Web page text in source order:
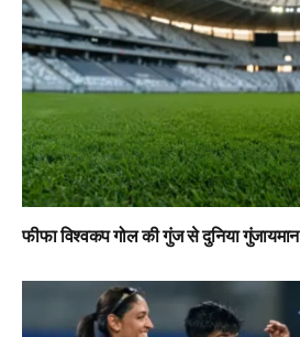
फीफा विश्वकप गोल की गुंज से दुनिया गुंजायमान